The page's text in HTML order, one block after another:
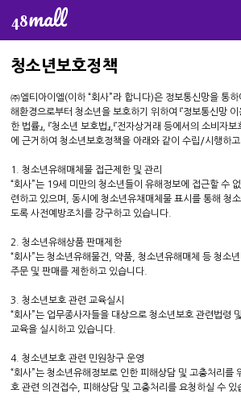
48mall
청소년보호정책
㈜엘티아이엘(이하 “회사”라 합니다)은 정보통신망을 통
해환경으로부터 청소년을 보호하기 위하여 『정보통신망
한 법률』, 『청소년 보호법』,『전자상거래 등에서의 소비자
에 근거하여 청소년보호정책을 아래와 같이 수립/시행하고
1. 청소년유해매체물 접근제한 및 관리
“회사”는 19세 미만의 청소년들이 유해정보에 접근할 수
련하고 있으며, 동시에 청소년유채매체물 표시를 통해 청
도록 사전예방조치를 강구하고 있습니다.
2. 청소년유해상품 판매제한
“회사”는 청소년유해물건, 약품, 청소년유해매체 등 청소
주문 및 판매를 제한하고 있습니다.
3. 청소년보호 관련 교육실시
“회사”는 업무종사자들을 대상으로 청소년보호 관련법령
교육을 실시하고 있습니다.
4. 청소년보호 관련 민원창구 운영
“회사”는 청소년유해정보로 인한 피해상담 및 고충처리를
호 관련 의견접수, 피해상담 및 고충처리를 요청하실 수 있